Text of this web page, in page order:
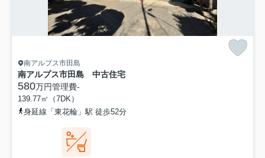
南アルプス市田島
南アルプス市田島 中古住宅
580万円管理費-
139.77㎡（7DK）
身延線「東花輪」駅 徒歩52分